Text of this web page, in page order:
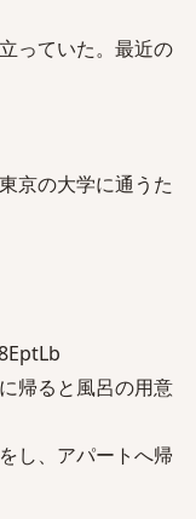
っていた。最近の
京の大学に通うた
帰ると風呂の用意
し、アパートへ帰